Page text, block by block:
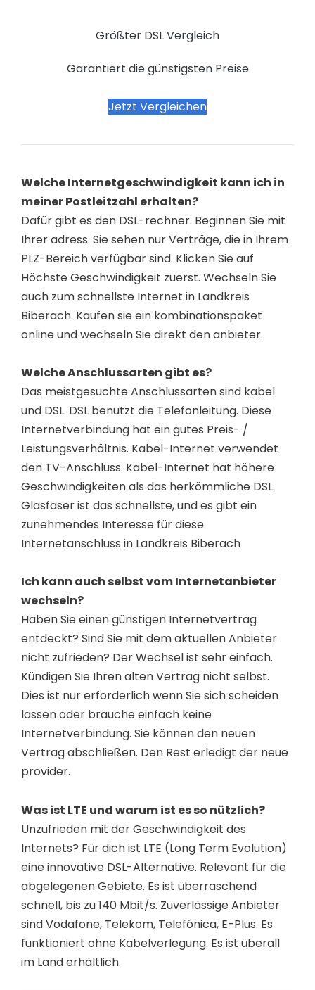
Größter DSL Vergleich
Garantiert die günstigsten Preise
Jetzt Vergleichen
Welche Internetgeschwindigkeit kann ich in
meiner Postleitzahl erhalten?
Dafür gibt es den DSL-rechner. Beginnen Sie mit
Ihrer adress. Sie sehen nur Verträge, die in Ihrem
PLZ-Bereich verfügbar sind. Klicken Sie auf
Höchste Geschwindigkeit zuerst. Wechseln Sie
auch zum schnellste Internet in Landkreis
Biberach. Kaufen sie ein kombinationspaket
online und wechseln Sie direkt den anbieter.
Welche Anschlussarten gibt es?
Das meistgesuchte Anschlussarten sind kabel
und DSL. DSL benutzt die Telefonleitung. Diese
Internetverbindung hat ein gutes Preis- /
Leistungsverhältnis. Kabel-Internet verwendet
den TV-Anschluss. Kabel-Internet hat höhere
Geschwindigkeiten als das herkömmliche DSL.
Glasfaser ist das schnellste, und es gibt ein
zunehmendes Interesse für diese
Internetanschluss in Landkreis Biberach
Ich kann auch selbst vom Internetanbieter
wechseln?
Haben Sie einen günstigen Internetvertrag
entdeckt? Sind Sie mit dem aktuellen Anbieter
nicht zufrieden? Der Wechsel ist sehr einfach.
Kündigen Sie Ihren alten Vertrag nicht selbst.
Dies ist nur erforderlich wenn Sie sich scheiden
lassen oder brauche einfach keine
Internetverbindung. Sie können den neuen
Vertrag abschließen. Den Rest erledigt der neue
provider.
Was ist LTE und warum ist es so nützlich?
Unzufrieden mit der Geschwindigkeit des
Internets? Für dich ist LTE (Long Term Evolution)
eine innovative DSL-Alternative. Relevant für die
abgelegenen Gebiete. Es ist überraschend
schnell, bis zu 140 Mbit/s. Zuverlässige Anbieter
sind Vodafone, Telekom, Telefónica, E-Plus. Es
funktioniert ohne Kabelverlegung. Es ist überall
im Land erhältlich.